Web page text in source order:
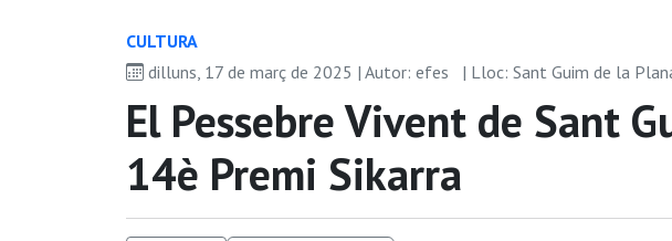
CULTURA
dilluns, 17 de març de 2025 | Autor: efes
| Lloc: Sant Guim de la
El Pessebre Vivent de Sant
14è Premi Sikarra